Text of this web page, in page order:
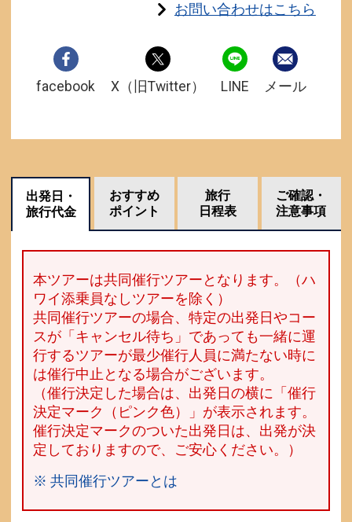
お問い合わせはこちら
facebook X（旧Twitter） LINE メール
出発日・
旅行代金
おすすめ
ポイント
旅行
日程表
ご確認・
注意事項
本ツアーは共同催行ツアーとなります。（ハ
ワイ添乗員なしツアーを除く）
共同催行ツアーの場合、特定の出発日やコー
スが「キャンセル待ち」であっても一緒に運
行するツアーが最少催行人員に満たない時に
は催行中止となる場合がございます。
（催行決定した場合は、出発日の横に「催行
決定マーク（ピンク色）」が表示されます。
催行決定マークのついた出発日は、出発が決
定しておりますので、ご安心ください。）
※ 共同催行ツアーとは